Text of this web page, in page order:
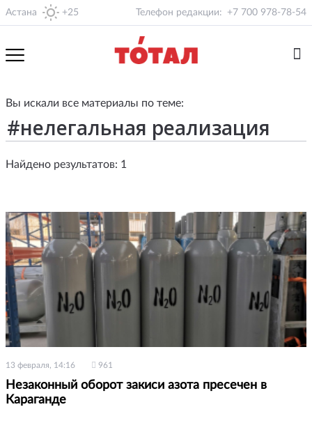
Астана +25 Телефон редакции: +7 700 978-78-54
Вы искали все материалы по теме:
Найдено результатов: 1
13 февраля, 14:16 961
Незаконный оборот закиси азота пресечен в
Караганде